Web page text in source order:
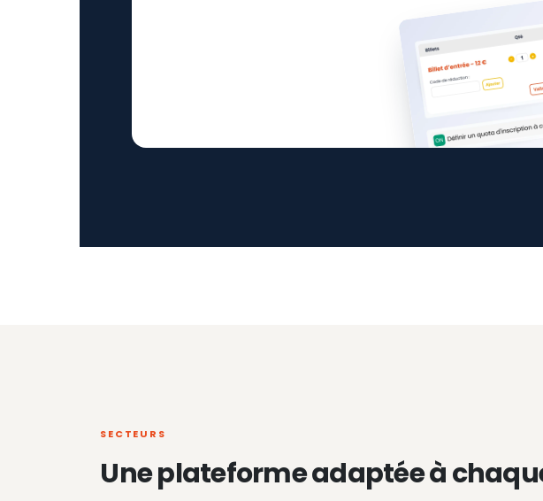
SECTEURS
Une plateforme adaptée à